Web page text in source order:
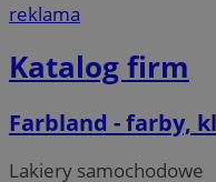
reklama
Katalog firm
Farbland - farby,
Lakiery samochodowe